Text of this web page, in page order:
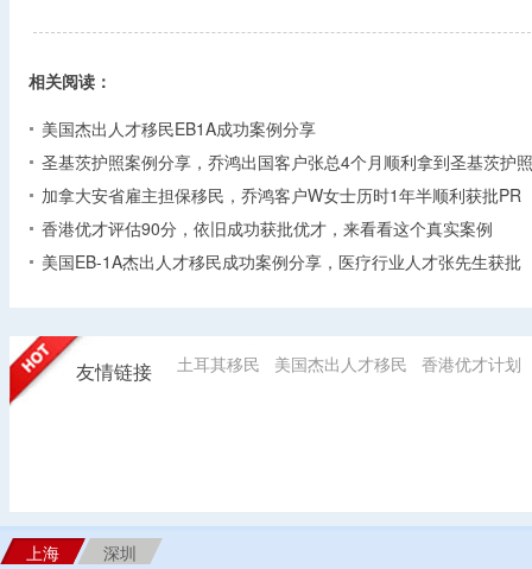
相关阅读：
美国杰出人才移民EB1A成功案例分享
圣基茨护照案例分享，乔鸿出国客户张总4个月顺利拿到圣基茨护照
加拿大安省雇主担保移民，乔鸿客户W女士历时1年半顺利获批PR
香港优才评估90分，依旧成功获批优才，来看看这个真实案例
美国EB-1A杰出人才移民成功案例分享，医疗行业人才张先生获批
友情链接 土耳其移民 美国杰出人才移民 香港优才计划
上海
深圳